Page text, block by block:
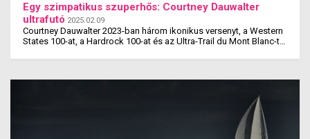
Egy szimpatikus szuperhős: Courtney Dauwalter
ultrafutó 2025.02.09
Courtney Dauwalter 2023-ban három ikonikus versenyt, a Western
States 100-at, a Hardrock 100-at és az Ultra-Trail du Mont Blanc-t